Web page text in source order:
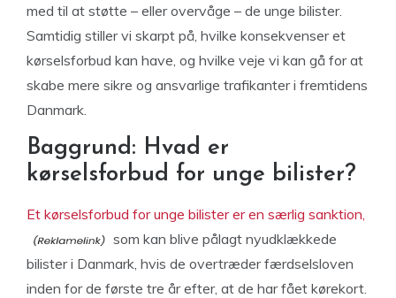
med til at støtte – eller overvåge – de unge bilister.
Samtidig stiller vi skarpt på, hvilke konsekvenser et
kørselsforbud kan have, og hvilke veje vi kan gå for at
skabe mere sikre og ansvarlige trafikanter i fremtidens
Danmark.
Baggrund: Hvad er
kørselsforbud for unge bilister?
Et kørselsforbud for unge bilister er en særlig sanktion,
som kan blive pålagt nyudklækkede
bilister i Danmark, hvis de overtræder færdselsloven
inden for de første tre år efter, at de har fået kørekort.